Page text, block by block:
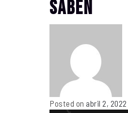
saben
Posted on abril 2, 2022